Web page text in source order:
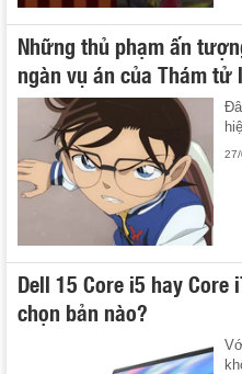
Những thủ phạm ấn
ngàn vụ án của Thám tử
Dell 15 Core i5 hay Core
chọn bản nào?